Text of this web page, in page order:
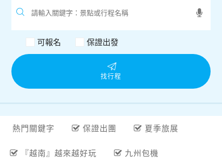
可報名 保證出發
找行程
熱門關鍵字 保證出團 夏季旅展
『越南』越來越好玩 九州包機